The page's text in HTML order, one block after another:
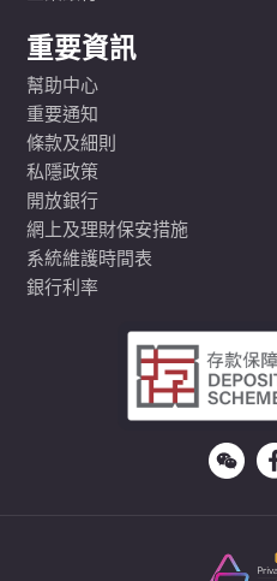
重要資訊
幫助中心
重要通知
條款及細則
私隱政策
開放銀行
網上及理財保安措施
系統維護時間表
銀行利率